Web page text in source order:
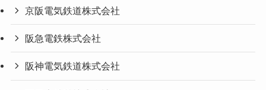
京阪電気鉄道株式会社
阪急電鉄株式会社
阪神電気鉄道株式会社